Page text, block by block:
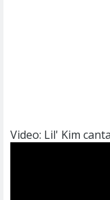
Video: Lil' Kim